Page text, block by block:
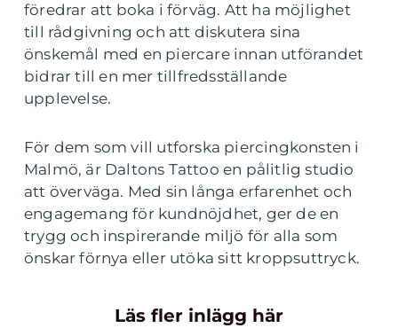
föredrar att boka i förväg. Att ha möjlighet
till rådgivning och att diskutera sina
önskemål med en piercare innan utförandet
bidrar till en mer tillfredsställande
upplevelse.
För dem som vill utforska piercingkonsten i
Malmö, är Daltons Tattoo en pålitlig studio
att överväga. Med sin långa erfarenhet och
engagemang för kundnöjdhet, ger de en
trygg och inspirerande miljö för alla som
önskar förnya eller utöka sitt kroppsuttryck.
Läs fler inlägg här